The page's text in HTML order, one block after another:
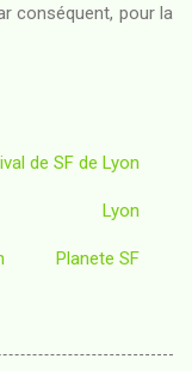
conséquent, pour la
de SF de Lyon
Lyon
Planete SF